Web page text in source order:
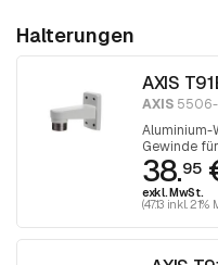
Halterungen
AXIS
AXIS 5506-
Aluminium-
Gewinde
38.95
exkl. MwSt.
(47.13 inkl. 21%